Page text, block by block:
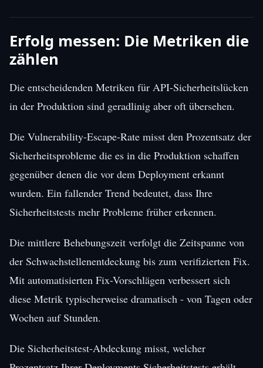
Erfolg messen: Die Metriken die
zählen
Die entscheidenden Metriken für API-Sicherheitslücken
in der Produktion sind geradlinig aber oft übersehen.
Die Vulnerability-Escape-Rate misst den Prozentsatz der
Sicherheitsprobleme die es in die Produktion schaffen
gegenüber denen die vor dem Deployment erkannt
wurden. Ein fallender Trend bedeutet, dass Ihre
Sicherheitstests mehr Probleme früher erkennen.
Die mittlere Behebungszeit verfolgt die Zeitspanne von
der Schwachstellenentdeckung bis zum verifizierten Fix.
Mit automatisierten Fix-Vorschlägen verbessert sich
diese Metrik typischerweise dramatisch - von Tagen oder
Wochen auf Stunden.
Die Sicherheitstest-Abdeckung misst, welcher